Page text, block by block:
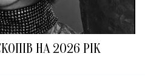
НА 2026 РІК